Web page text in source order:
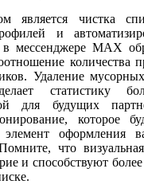
является чистка
и
в мессенджере MAX
количества
Удаление
статистику
для будущих
которое
оформления
что
и способствуют